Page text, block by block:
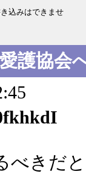
込みはできませ
護協会
べきだ